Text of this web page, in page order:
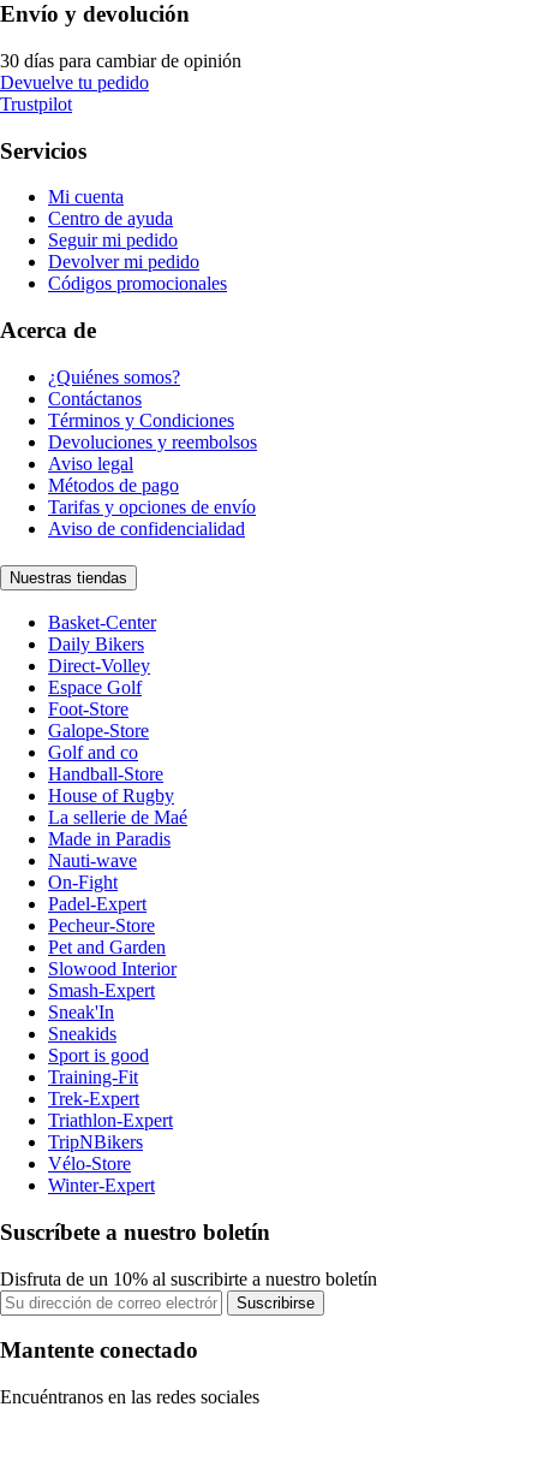
Envío y devolución
30 días para cambiar de opinión
Devuelve tu pedido
Trustpilot
Servicios
Mi cuenta
Centro de ayuda
Seguir mi pedido
Devolver mi pedido
Códigos promocionales
Acerca de
¿Quiénes somos?
Contáctanos
Términos y Condiciones
Devoluciones y reembolsos
Aviso legal
Métodos de pago
Tarifas y opciones de envío
Aviso de confidencialidad
Nuestras tiendas
Basket-Center
Daily Bikers
Direct-Volley
Espace Golf
Foot-Store
Galope-Store
Golf and co
Handball-Store
House of Rugby
La sellerie de Maé
Made in Paradis
Nauti-wave
On-Fight
Padel-Expert
Pecheur-Store
Pet and Garden
Slowood Interior
Smash-Expert
Sneak'In
Sneakids
Sport is good
Training-Fit
Trek-Expert
Triathlon-Expert
TripNBikers
Vélo-Store
Winter-Expert
Suscríbete a nuestro boletín
Disfruta de un 10% al suscribirte a nuestro boletín
Suscribirse
Mantente conectado
Encuéntranos en las redes sociales